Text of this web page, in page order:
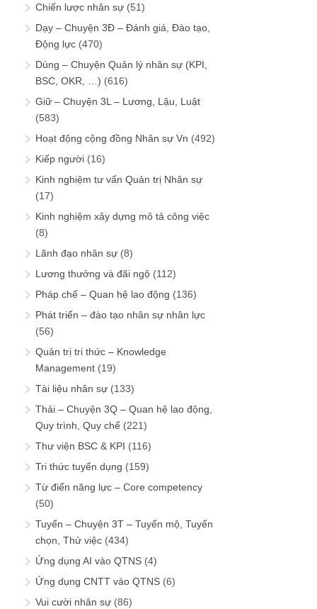
Chiến lược nhân sự (51)
Dạy – Chuyện 3Đ – Đánh giá, Đào tạo,
Động lực (470)
Dùng – Chuyện Quản lý nhân sự (KPI,
BSC, OKR, …) (616)
Giữ – Chuyện 3L – Lương, Lậu, Luật
(583)
Hoạt động cộng đồng Nhân sự Vn (492)
Kiếp người (16)
Kinh nghiệm tư vấn Quản trị Nhân sự
(17)
Kinh nghiệm xây dựng mô tả công việc
(8)
Lãnh đạo nhân sự (8)
Lương thưởng và đãi ngộ (112)
Pháp chế – Quan hệ lao động (136)
Phát triển – đào tạo nhân sự nhân lực
(56)
Quản trị tri thức – Knowledge
Management (19)
Tài liệu nhân sự (133)
Thải – Chuyện 3Q – Quan hệ lao động,
Quy trình, Quy chế (221)
Thư viện BSC & KPI (116)
Tri thức tuyển dụng (159)
Từ điển năng lực – Core competency
(50)
Tuyển – Chuyện 3T – Tuyển mộ, Tuyển
chọn, Thử việc (434)
Ứng dụng AI vào QTNS (4)
Ứng dụng CNTT vào QTNS (6)
Vui cười nhân sự (86)